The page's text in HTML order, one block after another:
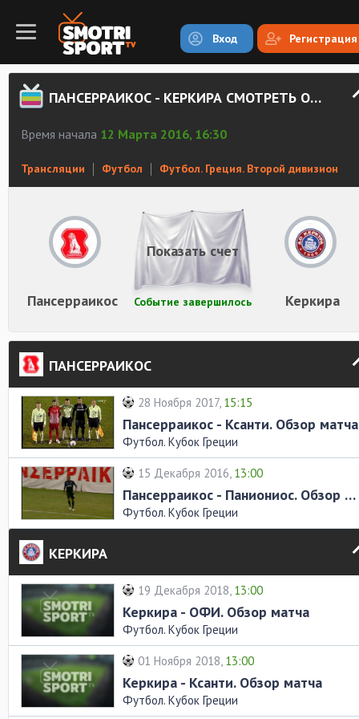
Вход Регистрация
ПАНСЕРРАИКОС - КЕРКИРА СМОТРЕТЬ ОНЛАЙН
Время начала 12 Марта 2016, 16:30
Трансляции Футбол Футбол. Греция. Второй дивизион
Пансерраикос Керкира
Событие завершилось
Показать счет
ПАНСЕРРАИКОС
28 Ноября 2017, 15:15
Пансерраикос - Ксанти. Обзор матча
Футбол. Кубок Греции
15 Декабря 2016, 13:00
Пансерраикос - Паниониос. Обзор матча
Футбол. Кубок Греции
КЕРКИРА
19 Декабря 2018, 13:00
Керкира - ОФИ. Обзор матча
Футбол. Кубок Греции
01 Ноября 2018, 13:00
Керкира - Ксанти. Обзор матча
Футбол. Кубок Греции